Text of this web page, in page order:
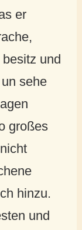
er
und
sehe
großes
hinzu.
und